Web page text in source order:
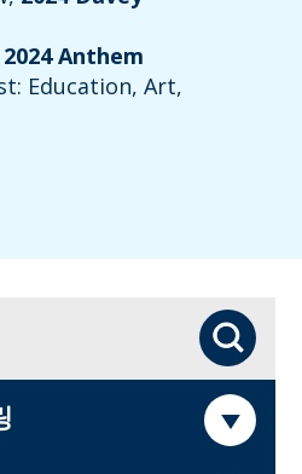
2024 Anthem
Education, Art,
찾다